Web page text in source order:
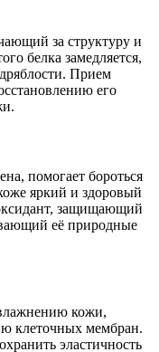
за структуру и
белка замедляется,
Прием
его
помогает бороться
яркий и здоровый
защищающий
её природные
кожи,
клеточных мембран.
эластичность